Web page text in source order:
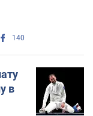
140
в